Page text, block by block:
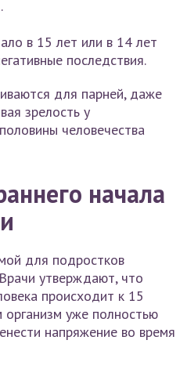
в 15 лет или в 14 лет
последствия.
для парней, даже
зрелость у
человечества
начала
для подростков
утверждают, что
происходит к 15
уже полностью
напряжение во время